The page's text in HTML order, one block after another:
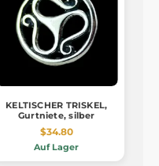
KELTISCHER TRISKEL,
Gurtniete, silber
$34.80
Auf Lager